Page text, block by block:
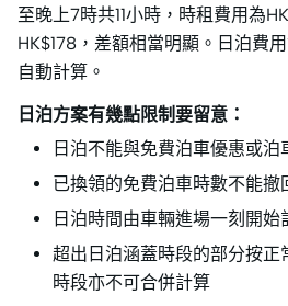
至晚上7時共11小時，時租費用為
HK$178，差額相當明顯。日泊費
自動計算。
日泊方案有幾點限制要留意：
日泊不能與免費泊車優惠或泊
已換領的免費泊車時數不能撤
日泊時間由車輛進場一刻開始
超出日泊涵蓋時段的部分按
時段亦不可合併計算